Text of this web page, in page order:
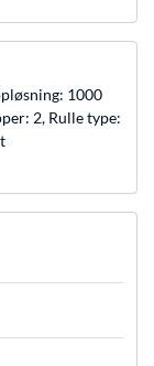
1000
2, Rulle type: